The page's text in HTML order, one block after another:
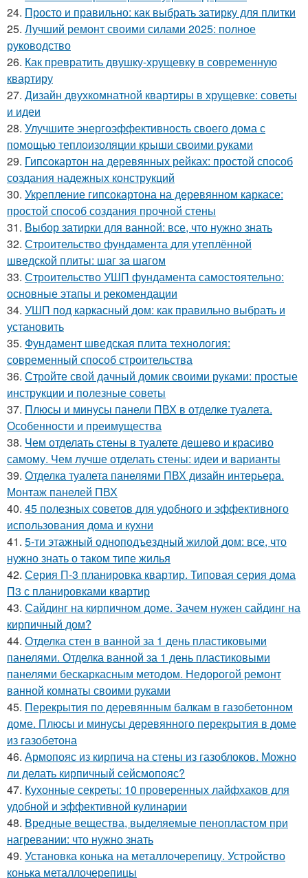
24. Просто и правильно: как выбрать затирку для плитки
25. Лучший ремонт своими силами 2025: полное
руководство
26. Как превратить двушку-хрущевку в современную
квартиру
27. Дизайн двухкомнатной квартиры в хрущевке: советы
и идеи
28. Улучшите энергоэффективность своего дома с
помощью теплоизоляции крыши своими руками
29. Гипсокартон на деревянных рейках: простой способ
создания надежных конструкций
30. Укрепление гипсокартона на деревянном каркасе:
простой способ создания прочной стены
31. Выбор затирки для ванной: все, что нужно знать
32. Строительство фундамента для утеплённой
шведской плиты: шаг за шагом
33. Строительство УШП фундамента самостоятельно:
основные этапы и рекомендации
34. УШП под каркасный дом: как правильно выбрать и
установить
35. Фундамент шведская плита технология:
современный способ строительства
36. Стройте свой дачный домик своими руками: простые
инструкции и полезные советы
37. Плюсы и минусы панели ПВХ в отделке туалета.
Особенности и преимущества
38. Чем отделать стены в туалете дешево и красиво
самому. Чем лучше отделать стены: идеи и варианты
39. Отделка туалета панелями ПВХ дизайн интерьера.
Монтаж панелей ПВХ
40. 45 полезных советов для удобного и эффективного
использования дома и кухни
41. 5-ти этажный одноподъездный жилой дом: все, что
нужно знать о таком типе жилья
42. Серия П-3 планировка квартир. Типовая серия дома
П3 с планировками квартир
43. Сайдинг на кирпичном доме. Зачем нужен сайдинг на
кирпичный дом?
44. Отделка стен в ванной за 1 день пластиковыми
панелями. Отделка ванной за 1 день пластиковыми
панелями бескаркасным методом. Недорогой ремонт
ванной комнаты своими руками
45. Перекрытия по деревянным балкам в газобетонном
доме. Плюсы и минусы деревянного перекрытия в доме
из газобетона
46. Армопояс из кирпича на стены из газоблоков. Можно
ли делать кирпичный сейсмопояс?
47. Кухонные секреты: 10 проверенных лайфхаков для
удобной и эффективной кулинарии
48. Вредные вещества, выделяемые пенопластом при
нагревании: что нужно знать
49. Установка конька на металлочерепицу. Устройство
конька металлочерепицы